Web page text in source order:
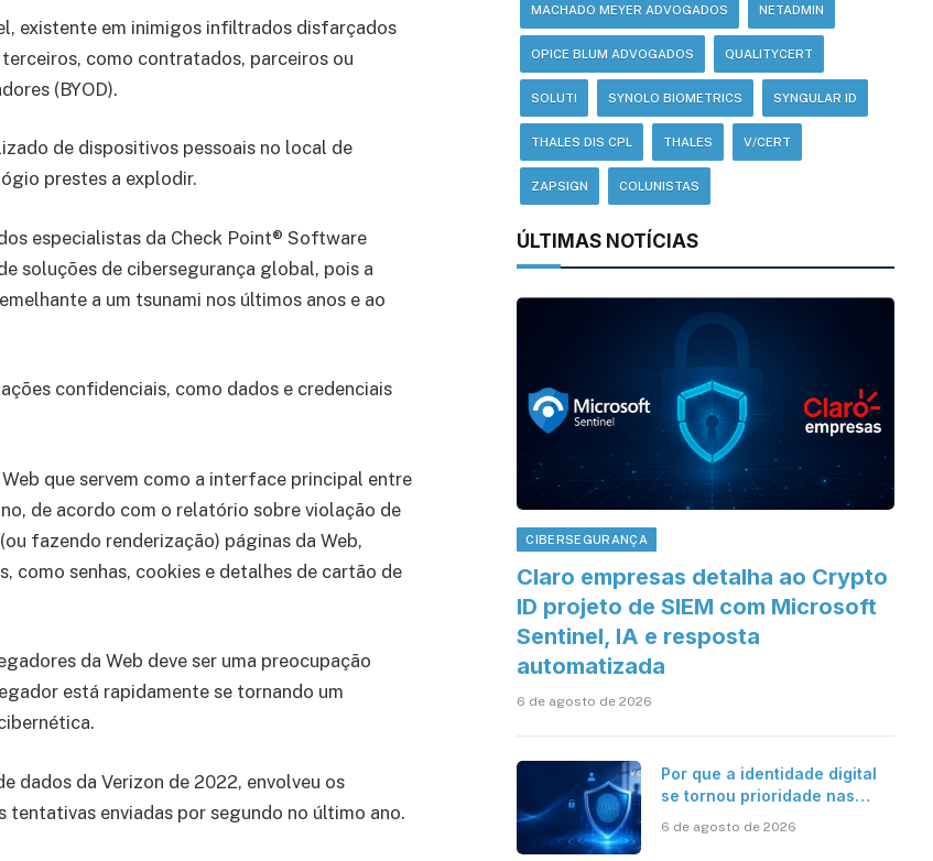
existente em inimigos infiltrados disfarçados
como contratados, parceiros ou
(BYOD).
de dispositivos pessoais no local de
prestes a explodir.
especialistas da Check Point® Software
soluções de cibersegurança global, pois a
a um tsunami nos últimos anos e ao
confidenciais, como dados e credenciais
que servem como a interface principal entre
de acordo com o relatório sobre violação de
fazendo renderização) páginas da Web,
como senhas, cookies e detalhes de cartão de
da Web deve ser uma preocupação
está rapidamente se tornando um
dados da Verizon de 2022, envolveu os
enviadas por segundo no último ano.
MACHADO MEYER ADVOGADOS NETADMIN
OPICE BLUM ADVOGADOS QUALITYCERT
SOLUTI SYNOLO BIOMETRICS SYNGULAR ID
THALES DIS CPL THALES V/CERT
ZAPSIGN COLUNISTAS
ÚLTIMAS NOTÍCIAS
CIBERSEGURANÇA
Claro empresas detalha ao Crypto
ID projeto de SIEM com Microsoft
Sentinel, IA e resposta
automatizada
6 de agosto de 2026
Por que a identidade digital
se tornou prioridade nas
6 de agosto de 2026